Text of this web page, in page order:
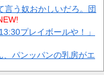
→「これ」だったｗｗｗ
ｗｗｗｗｗｗｗｗｗｗｗ
い！なんか出てる♥」
言う奴おかしいだろ。団
プレイボールや！」
、パンッパンの乳房がエ